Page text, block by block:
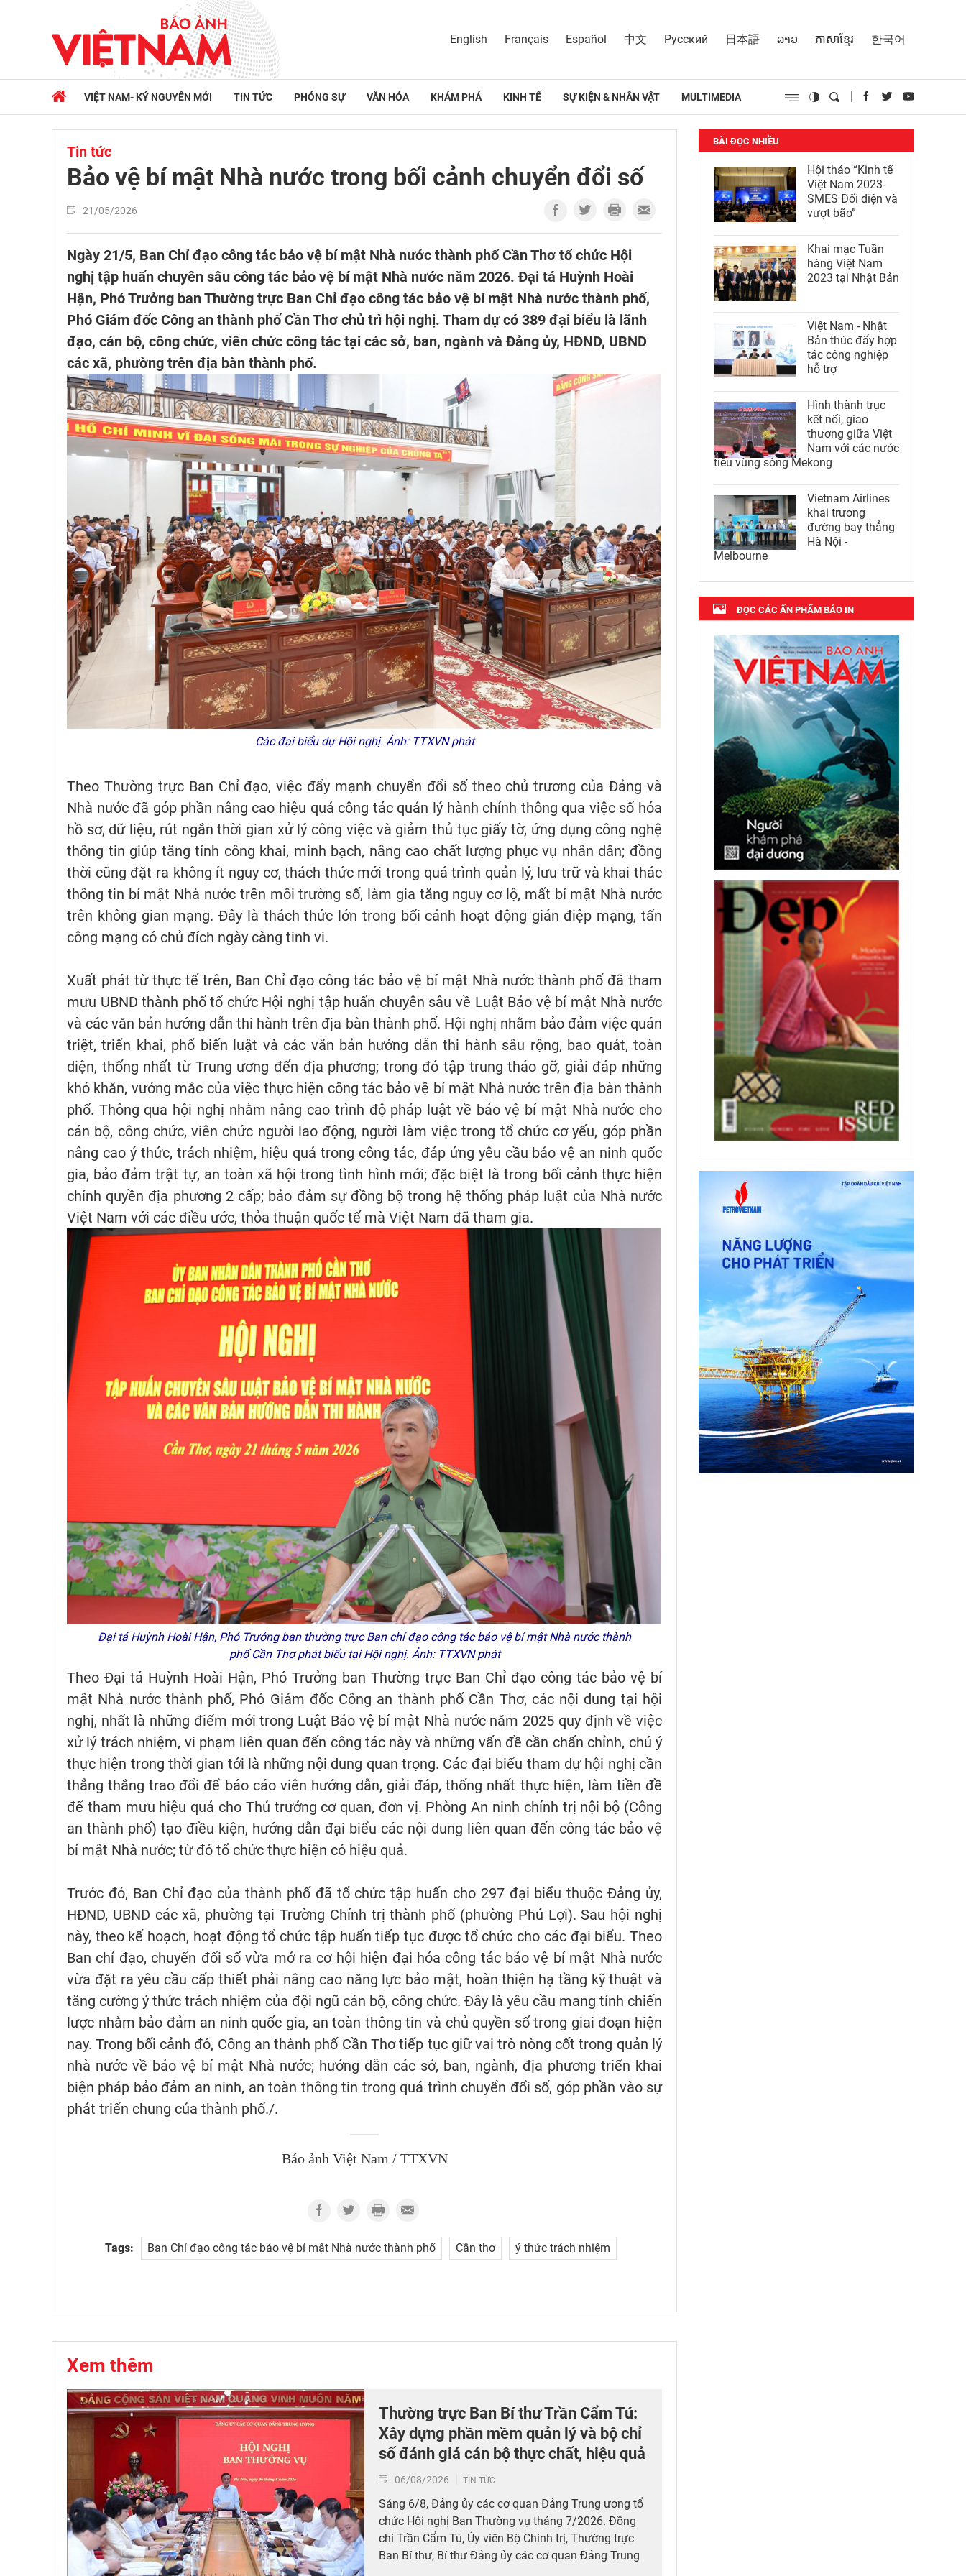
English Français Español 中文 Русский 日本語 ລາວ ភាសាខ្មែរ 한국어
VIỆT NAM- KỶ NGUYÊN MỚI TIN TỨC PHÓNG SỰ VĂN HÓA KHÁM PHÁ KINH TẾ SỰ KIỆN & NHÂN VẬT MULTIMEDIA
Tin tức
Bảo vệ bí mật Nhà nước trong bối cảnh chuyển đổi số
21/05/2026
Ngày 21/5, Ban Chỉ đạo công tác bảo vệ bí mật Nhà nước thành phố Cần Thơ tổ chức Hội
nghị tập huấn chuyên sâu công tác bảo vệ bí mật Nhà nước năm 2026. Đại tá Huỳnh Hoài
Hận, Phó Trưởng ban Thường trực Ban Chỉ đạo công tác bảo vệ bí mật Nhà nước thành phố,
Phó Giám đốc Công an thành phố Cần Thơ chủ trì hội nghị. Tham dự có 389 đại biểu là lãnh
đạo, cán bộ, công chức, viên chức công tác tại các sở, ban, ngành và Đảng ủy, HĐND, UBND
các xã, phường trên địa bàn thành phố.
Các đại biểu dự Hội nghị. Ảnh: TTXVN phát
Theo Thường trực Ban Chỉ đạo, việc đẩy mạnh chuyển đổi số theo chủ trương của Đảng và
Nhà nước đã góp phần nâng cao hiệu quả công tác quản lý hành chính thông qua việc số hóa
hồ sơ, dữ liệu, rút ngắn thời gian xử lý công việc và giảm thủ tục giấy tờ, ứng dụng công nghệ
thông tin giúp tăng tính công khai, minh bạch, nâng cao chất lượng phục vụ nhân dân; đồng
thời cũng đặt ra không ít nguy cơ, thách thức mới trong quá trình quản lý, lưu trữ và khai thác
thông tin bí mật Nhà nước trên môi trường số, làm gia tăng nguy cơ lộ, mất bí mật Nhà nước
trên không gian mạng. Đây là thách thức lớn trong bối cảnh hoạt động gián điệp mạng, tấn
công mạng có chủ đích ngày càng tinh vi.
Xuất phát từ thực tế trên, Ban Chỉ đạo công tác bảo vệ bí mật Nhà nước thành phố đã tham
mưu UBND thành phố tổ chức Hội nghị tập huấn chuyên sâu về Luật Bảo vệ bí mật Nhà nước
và các văn bản hướng dẫn thi hành trên địa bàn thành phố. Hội nghị nhằm bảo đảm việc quán
triệt, triển khai, phổ biến luật và các văn bản hướng dẫn thi hành sâu rộng, bao quát, toàn
diện, thống nhất từ Trung ương đến địa phương; trong đó tập trung tháo gỡ, giải đáp những
khó khăn, vướng mắc của việc thực hiện công tác bảo vệ bí mật Nhà nước trên địa bàn thành
phố. Thông qua hội nghị nhằm nâng cao trình độ pháp luật về bảo vệ bí mật Nhà nước cho
cán bộ, công chức, viên chức người lao động, người làm việc trong tổ chức cơ yếu, góp phần
nâng cao ý thức, trách nhiệm, hiệu quả trong công tác, đáp ứng yêu cầu bảo vệ an ninh quốc
gia, bảo đảm trật tự, an toàn xã hội trong tình hình mới; đặc biệt là trong bối cảnh thực hiện
chính quyền địa phương 2 cấp; bảo đảm sự đồng bộ trong hệ thống pháp luật của Nhà nước
Việt Nam với các điều ước, thỏa thuận quốc tế mà Việt Nam đã tham gia.
Đại tá Huỳnh Hoài Hận, Phó Trưởng ban thường trực Ban chỉ đạo công tác bảo vệ bí mật Nhà nước thành
phố Cần Thơ phát biểu tại Hội nghị. Ảnh: TTXVN phát
Theo Đại tá Huỳnh Hoài Hận, Phó Trưởng ban Thường trực Ban Chỉ đạo công tác bảo vệ bí
mật Nhà nước thành phố, Phó Giám đốc Công an thành phố Cần Thơ, các nội dung tại hội
nghị, nhất là những điểm mới trong Luật Bảo vệ bí mật Nhà nước năm 2025 quy định về việc
xử lý trách nhiệm, vi phạm liên quan đến công tác này và những vấn đề cần chấn chỉnh, chú ý
thực hiện trong thời gian tới là những nội dung quan trọng. Các đại biểu tham dự hội nghị cần
thẳng thắng trao đổi để báo cáo viên hướng dẫn, giải đáp, thống nhất thực hiện, làm tiền đề
để tham mưu hiệu quả cho Thủ trưởng cơ quan, đơn vị. Phòng An ninh chính trị nội bộ (Công
an thành phố) tạo điều kiện, hướng dẫn đại biểu các nội dung liên quan đến công tác bảo vệ
bí mật Nhà nước; từ đó tổ chức thực hiện có hiệu quả.
Trước đó, Ban Chỉ đạo của thành phố đã tổ chức tập huấn cho 297 đại biểu thuộc Đảng ủy,
HĐND, UBND các xã, phường tại Trường Chính trị thành phố (phường Phú Lợi). Sau hội nghị
này, theo kế hoạch, hoạt động tổ chức tập huấn tiếp tục được tổ chức cho các đại biểu. Theo
Ban chỉ đạo, chuyển đổi số vừa mở ra cơ hội hiện đại hóa công tác bảo vệ bí mật Nhà nước
vừa đặt ra yêu cầu cấp thiết phải nâng cao năng lực bảo mật, hoàn thiện hạ tầng kỹ thuật và
tăng cường ý thức trách nhiệm của đội ngũ cán bộ, công chức. Đây là yêu cầu mang tính chiến
lược nhằm bảo đảm an ninh quốc gia, an toàn thông tin và chủ quyền số trong giai đoạn hiện
nay. Trong bối cảnh đó, Công an thành phố Cần Thơ tiếp tục giữ vai trò nòng cốt trong quản lý
nhà nước về bảo vệ bí mật Nhà nước; hướng dẫn các sở, ban, ngành, địa phương triển khai
biện pháp bảo đảm an ninh, an toàn thông tin trong quá trình chuyển đổi số, góp phần vào sự
phát triển chung của thành phố./.
Báo ảnh Việt Nam / TTXVN
Tags: Ban Chỉ đạo công tác bảo vệ bí mật Nhà nước thành phố Cần thơ ý thức trách nhiệm
Xem thêm
Thường trực Ban Bí thư Trần Cẩm Tú:
Xây dựng phần mềm quản lý và bộ chỉ
số đánh giá cán bộ thực chất, hiệu quả
06/08/2026 TIN TỨC
Sáng 6/8, Đảng ủy các cơ quan Đảng Trung ương tổ
chức Hội nghị Ban Thường vụ tháng 7/2026. Đồng
chí Trần Cẩm Tú, Ủy viên Bộ Chính trị, Thường trực
Ban Bí thư, Bí thư Đảng ủy các cơ quan Đảng Trung
BÀI ĐỌC NHIỀU
Hội thảo “Kinh tế
Việt Nam 2023-
SMES Đối diện và
vượt bão”
Khai mạc Tuần
hàng Việt Nam
2023 tại Nhật Bản
Việt Nam - Nhật
Bản thúc đẩy hợp
tác công nghiệp
hỗ trợ
Hình thành trục
kết nối, giao
thương giữa Việt
Nam với các nước
tiểu vùng sông Mekong
Vietnam Airlines
khai trương
đường bay thẳng
Hà Nội -
Melbourne
ĐỌC CÁC ẤN PHẨM BÁO IN